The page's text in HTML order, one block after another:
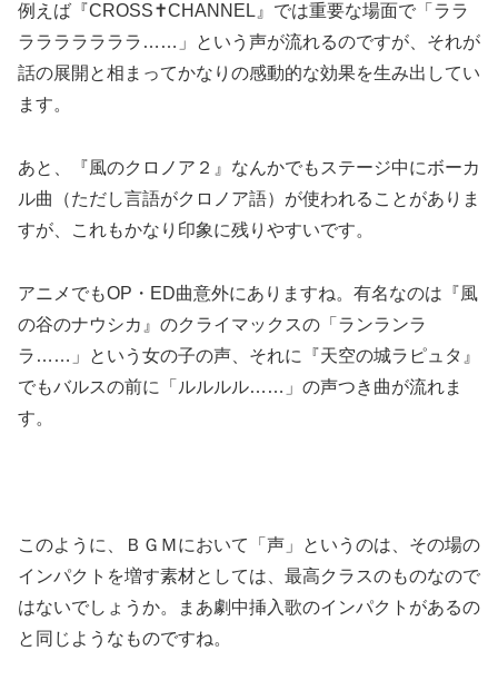
例えば『CROSS✝CHANNEL』では重要な場面で「ララ
ラララララララ……」という声が流れるのですが、それが
話の展開と相まってかなりの感動的な効果を生み出してい
ます。
あと、『風のクロノア２』なんかでもステージ中にボーカ
ル曲（ただし言語がクロノア語）が使われることがありま
すが、これもかなり印象に残りやすいです。
アニメでもOP・ED曲意外にありますね。有名なのは『風
の谷のナウシカ』のクライマックスの「ランランラ
ラ……」という女の子の声、それに『天空の城ラピュタ』
でもバルスの前に「ルルルル……」の声つき曲が流れま
す。
このように、ＢＧＭにおいて「声」というのは、その場の
インパクトを増す素材としては、最高クラスのものなので
はないでしょうか。まあ劇中挿入歌のインパクトがあるの
と同じようなものですね。